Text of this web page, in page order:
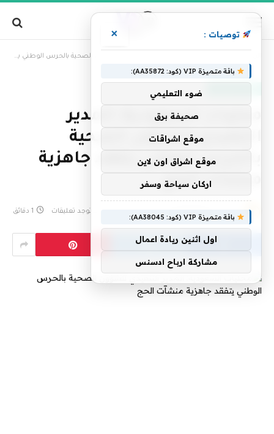
محليات السعودية: المدير التنفيذي للشؤون الصحية بالحرس الوطني يتفقد جاهزية منشآت الحج
محليات السعودية: المدير
التنفيذي للشؤون الصحية
بالحرس الوطني يتفقد جاهزية
منشآت الحج
لا توجد تعليقات 1 دقائق
توصيات : ×
باقة متميزة VIP (كود: AA35872):
ضوء التعليمي
صحيفة برق
موقع اشراقات
موقع اشراق اون لاين
اركان سياحة وسفر
باقة متميزة VIP (كود: AA38045):
اول اثنين ريادة اعمال
مشاركة ارباح ادسنس